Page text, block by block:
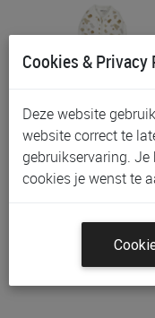
Slaapzak Meyco
Cocoon, 70 Cm, 3/6
Cookies & Privacy
Deze website
website correct te
gebruikservaring.
cookies je wenst te